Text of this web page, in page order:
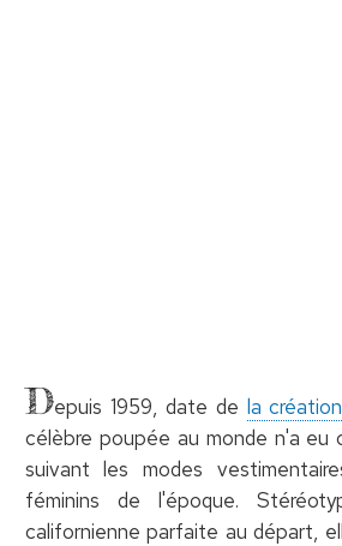
Depuis 1959, date de la
célèbre poupée au monde n'a eu
suivant les modes
féminins de l'époque.
californienne parfaite au départ,